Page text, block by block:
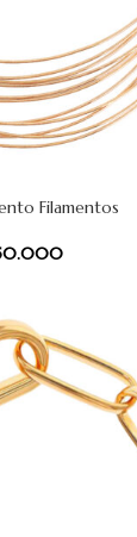
Filamentos